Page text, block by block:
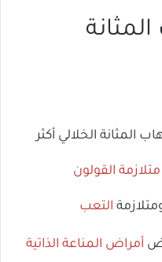
المثانة الخلالي أكثر
متلازمة القولون
التعب
أمراض المناعة الذاتية